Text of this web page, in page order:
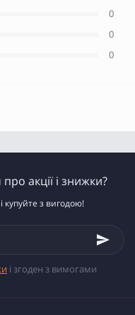
0
0
0
акції і знижки?
купуйте з вигодою!
і згоден з вимогами